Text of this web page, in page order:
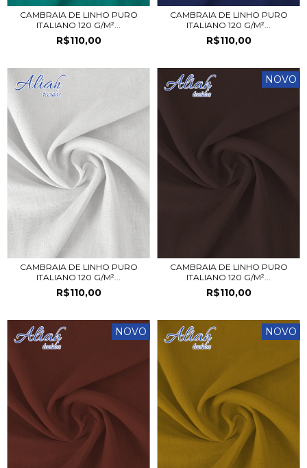
CAMBRAIA DE LINHO PURO
ITALIANO 120 G/M²...
R$110,00
CAMBRAIA DE LINHO PURO
ITALIANO 120 G/M²...
R$110,00
CAMBRAIA DE LINHO PURO
ITALIANO 120 G/M²...
R$110,00
NOVO
CAMBRAIA DE LINHO PURO
ITALIANO 120 G/M²...
R$110,00
NOVO NOVO